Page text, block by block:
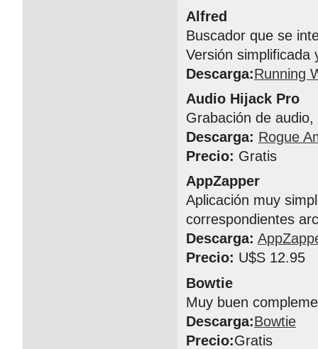
Alfred
Buscador que se
Versión simplificada
Descarga:Running
Audio Hijack Pro
Grabación de
Descarga: Rogue
Precio: Gratis
AppZapper
Aplicación muy
correspondientes
Descarga:
Precio: U$S 12.95
Bowtie
Muy buen
Descarga:Bowtie
Precio:Gratis